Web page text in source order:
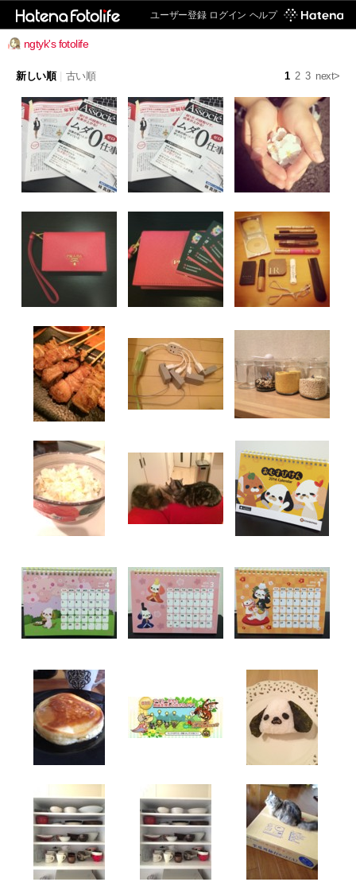
ユーザー登録 ログイン ヘルプ
ngtyk's fotolife
1 2 3 next>
新しい順 古い順